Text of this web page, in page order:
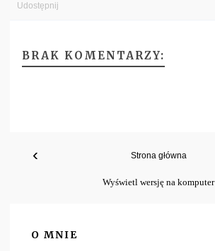
Udostępnij
BRAK KOMENTARZY:
‹ Strona główna
Wyświetl wersję na komputer
O MNIE